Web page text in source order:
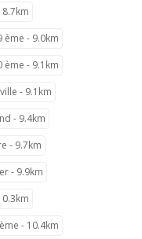
ème - 9.0km
ème - 9.1km
- 9.1km
- 9.4km
- 9.7km
- 9.9km
- 10.4km